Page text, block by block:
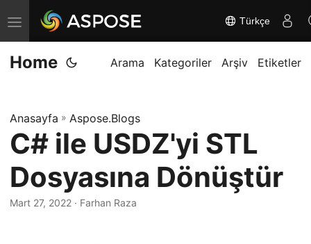
G
e
z
m
e
i
d
Türkçe
Home Arama Kategoriler Arşiv Etiketler
Anasayfa » Aspose.Blogs
C# ile USDZ'yi STL
Dosyasına Dönüştür
Mart 27, 2022 · Farhan Raza